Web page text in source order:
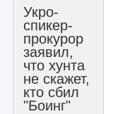
Укро-
спикер-
прокурор
заявил,
что хунта
не скажет,
кто сбил
"Боинг"